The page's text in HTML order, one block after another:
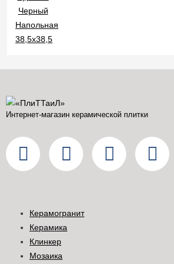
Интернет-магазин керамической плитки
Керамогранит
Керамика
Клинкер
Мозаика